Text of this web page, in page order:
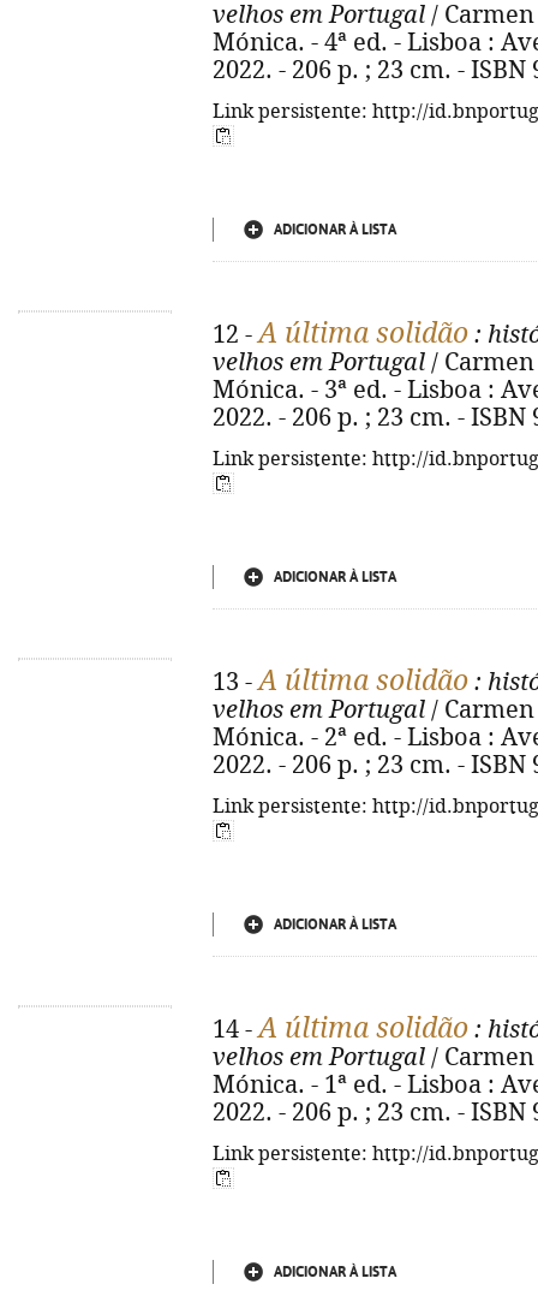
velhos em Portugal /
Mónica. - 4ª ed. - Lisboa :
2022. - 206 p. ; 23 cm. - ISBN
Link persistente: http://
ADICIONAR À LISTA
12 -A última solidão :
velhos em Portugal /
Mónica. - 3ª ed. - Lisboa :
2022. - 206 p. ; 23 cm. - ISBN
Link persistente: http://
ADICIONAR À LISTA
13 -A última solidão :
velhos em Portugal /
Mónica. - 2ª ed. - Lisboa :
2022. - 206 p. ; 23 cm. - ISBN
Link persistente: http://
ADICIONAR À LISTA
14 -A última solidão :
velhos em Portugal /
Mónica. - 1ª ed. - Lisboa :
2022. - 206 p. ; 23 cm. - ISBN
Link persistente: http://
ADICIONAR À LISTA